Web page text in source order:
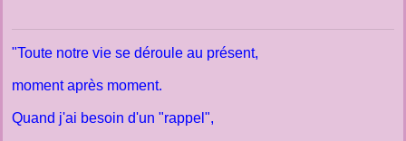
"Toute notre vie se déroule au présent,
moment après moment.
Quand j'ai besoin d'un "rappel",